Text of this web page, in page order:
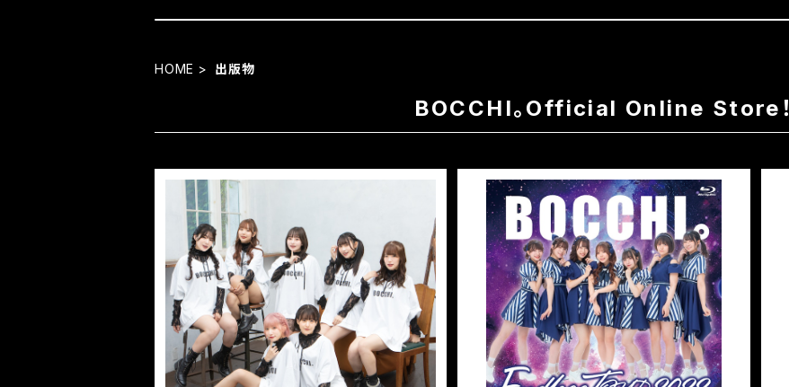
HOME 出版物
BOCCHI。Official Online Store！
CD「七転八倒ナナコロビ」/「生きてくことは変
わってくこと ReRecording2023」
¥3,000
Endless TOUR 2022 [Blu-ray]
¥5,000